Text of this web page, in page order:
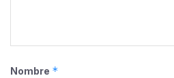
Nombre *